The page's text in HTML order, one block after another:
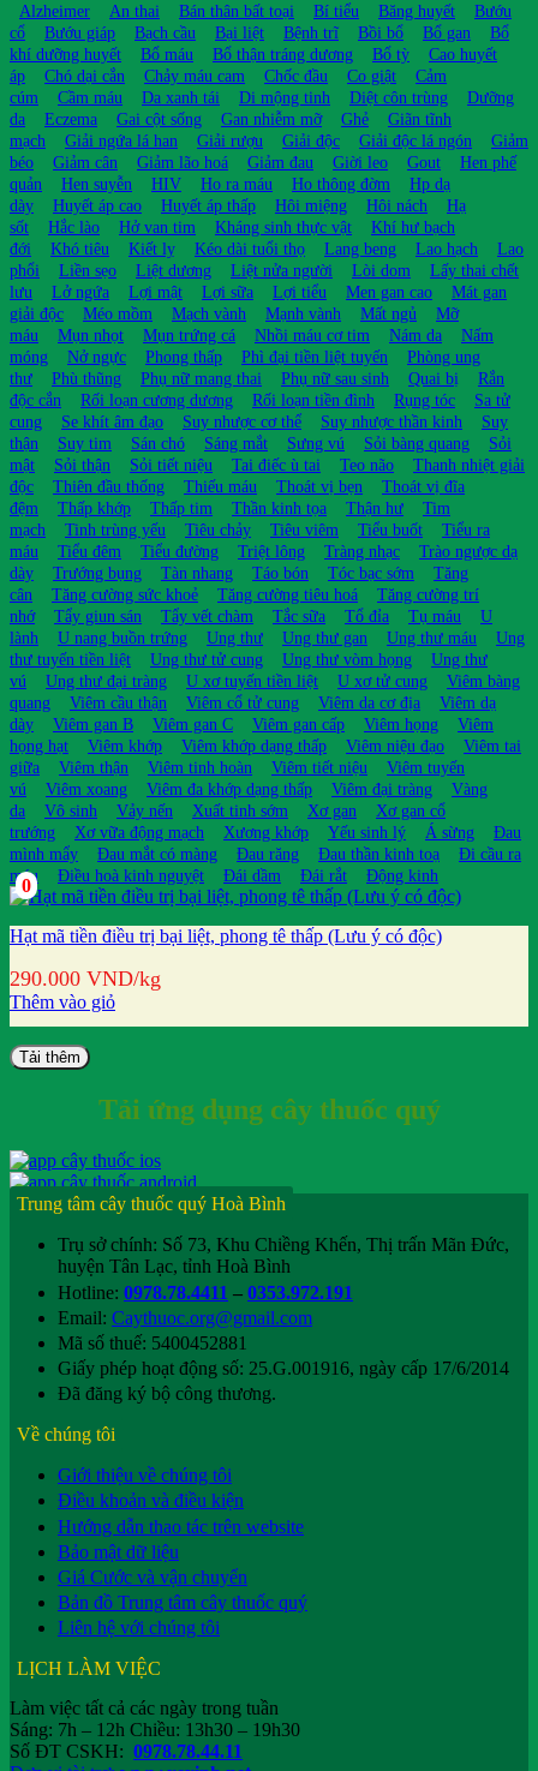
Alzheimer An thai Bán thân bất toại Bí tiểu Băng huyết
Bướu
cổ
Bướu giáp Bạch cầu Bại liệt Bệnh trĩ Bồi bổ Bổ gan
Bổ
khí dưỡng huyết
Bổ máu Bổ thận tráng dương Bổ tỳ
Cao huyết
áp
Chó dại cắn Chảy máu cam Chốc đầu Co giật
Cảm
cúm
Cầm máu Da xanh tái Di mộng tinh Diệt côn trùng
Dưỡng
da
Eczema Gai cột sống Gan nhiễm mỡ Ghẻ
Giãn tĩnh
mạch
Giải ngứa lá han Giải rượu Giải độc Giải độc lá ngón
Giảm
béo
Giảm cân Giảm lão hoá Giảm đau Giời leo Gout
Hen phế
quản
Hen suyễn HIV Ho ra máu Ho thông đờm
Hp dạ
dày
Huyết áp cao Huyết áp thấp Hôi miệng Hôi nách
Hạ
sốt
Hắc lào Hở van tim Kháng sinh thực vật
Khí hư bạch
đới
Khó tiêu Kiết lỵ Kéo dài tuổi thọ Lang beng Lao hạch
Lao
phổi
Liền sẹo Liệt dương Liệt nửa người Lòi dom
Lấy thai chết
lưu
Lở ngứa Lợi mật Lợi sữa Lợi tiểu Men gan cao
Mát gan
giải độc
Méo mồm Mạch vành Mạnh vành Mất ngủ
Mỡ
máu
Mụn nhọt Mụn trứng cá Nhồi máu cơ tim Nám da
Nấm
móng
Nở ngực Phong thấp Phì đại tiền liệt tuyến
Phòng ung
thư
Phù thũng Phụ nữ mang thai Phụ nữ sau sinh Quai bị
Rắn
độc cắn
Rối loạn cương dương Rối loạn tiền đình Rụng tóc
Sa tử
cung
Se khít âm đạo Suy nhược cơ thể Suy nhược thần kinh
Suy
thận
Suy tim Sán chó Sáng mắt Sưng vú Sỏi bàng quang
Sỏi
mật
Sỏi thận Sỏi tiết niệu Tai điếc ù tai Teo não
Thanh nhiệt giải
độc
Thiên đầu thống Thiếu máu Thoát vị bẹn
Thoát vị đĩa
đệm
Thấp khớp Thấp tim Thần kinh tọa Thận hư
Tim
mạch
Tinh trùng yếu Tiêu chảy Tiêu viêm Tiểu buốt
Tiểu ra
máu
Tiểu đêm Tiểu đường Triệt lông Tràng nhạc
Trào ngược dạ
dày
Trướng bụng Tàn nhang Táo bón Tóc bạc sớm
Tăng
cân
Tăng cường sức khoẻ Tăng cường tiêu hoá
Tăng cường trí
nhớ
Tẩy giun sán Tẩy vết chàm Tắc sữa Tổ đỉa Tụ máu
U
lành
U nang buồn trứng Ung thư Ung thư gan Ung thư máu
Ung
thư tuyến tiền liệt
Ung thư tử cung Ung thư vòm họng
Ung thư
vú
Ung thư đại tràng U xơ tuyến tiền liệt U xơ tử cung
Viêm bàng
quang
Viêm cầu thận Viêm cổ tử cung Viêm da cơ địa
Viêm dạ
dày
Viêm gan B Viêm gan C Viêm gan cấp Viêm họng
Viêm
họng hạt
Viêm khớp Viêm khớp dạng thấp Viêm niệu đạo
Viêm tai
giữa
Viêm thận Viêm tinh hoàn Viêm tiết niệu
Viêm tuyến
vú
Viêm xoang Viêm đa khớp dạng thấp Viêm đại tràng
Vàng
da
Vô sinh Vảy nến Xuất tinh sớm Xơ gan
Xơ gan cổ
trướng
Xơ vữa động mạch Xương khớp Yếu sinh lý Á sừng
Đau
mình mẩy
Đau mắt có màng Đau răng Đau thần kinh toạ
Đi cầu ra
máu
Điều hoà kinh nguyệt Đái dầm Đái rắt Động kinh
0
Hạt mã tiền điều trị bại liệt, phong tê thấp (Lưu ý có độc)
290.000 VND/kg
Thêm vào giỏ
Tải thêm
Tải ứng dụng cây thuốc quý
Trung tâm cây thuốc quý Hoà Bình
Trụ sở chính: Số 73, Khu Chiềng Khến, Thị trấn Mãn Đức,
huyện Tân Lạc, tỉnh Hoà Bình
Hotline: 0978.78.4411 – 0353.972.191
Email: Caythuoc.org@gmail.com
Mã số thuế: 5400452881
Giấy phép hoạt động số: 25.G.001916, ngày cấp 17/6/2014
Đã đăng ký bộ công thương.
Về chúng tôi
Giới thiệu về chúng tôi
Điều khoản và điều kiện
Hướng dẫn thao tác trên website
Bảo mật dữ liệu
Giá Cước và vận chuyển
Bản đồ Trung tâm cây thuốc quý
Liên hệ với chúng tôi
LỊCH LÀM VIỆC
Làm việc tất cả các ngày trong tuần
Sáng: 7h – 12h Chiều: 13h30 – 19h30
Số ĐT CSKH: 0978.78.44.11